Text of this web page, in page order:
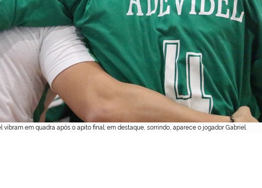
em quadra após o apito final; em destaque, sorrindo, aparece o jogador Gabriel.